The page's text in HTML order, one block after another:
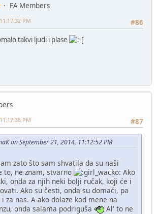
FA Members
#86
PM
takvi ljudi i plase
#87
PM
on September 21, 2014, 11:12:52 PM
zato što sam shvatila da su naši
to, ne znam, stvarno
Ako
onda za njih neki bolji ručak, koji će i
Ako su česti, onda su domaći, pa
za nas. A ako dolaze kod mene na
onda salama podriguša
Al' to ne